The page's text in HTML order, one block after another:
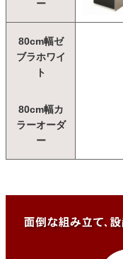
ー
80cm幅ゼ
ブラホワイ
ト
80cm幅カ
ラーオーダ
ー